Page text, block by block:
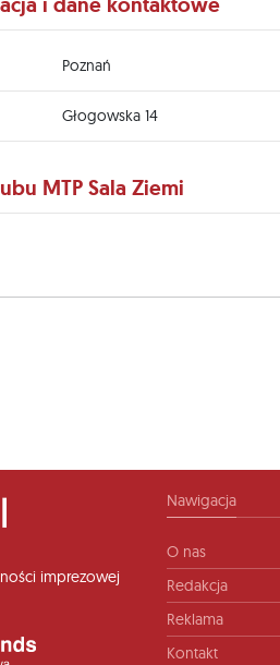
Poznań
Głogowska 14
MTP Sala Ziemi
imprezowej
Nawigacja
O nas
Redakcja
Reklama
Kontakt